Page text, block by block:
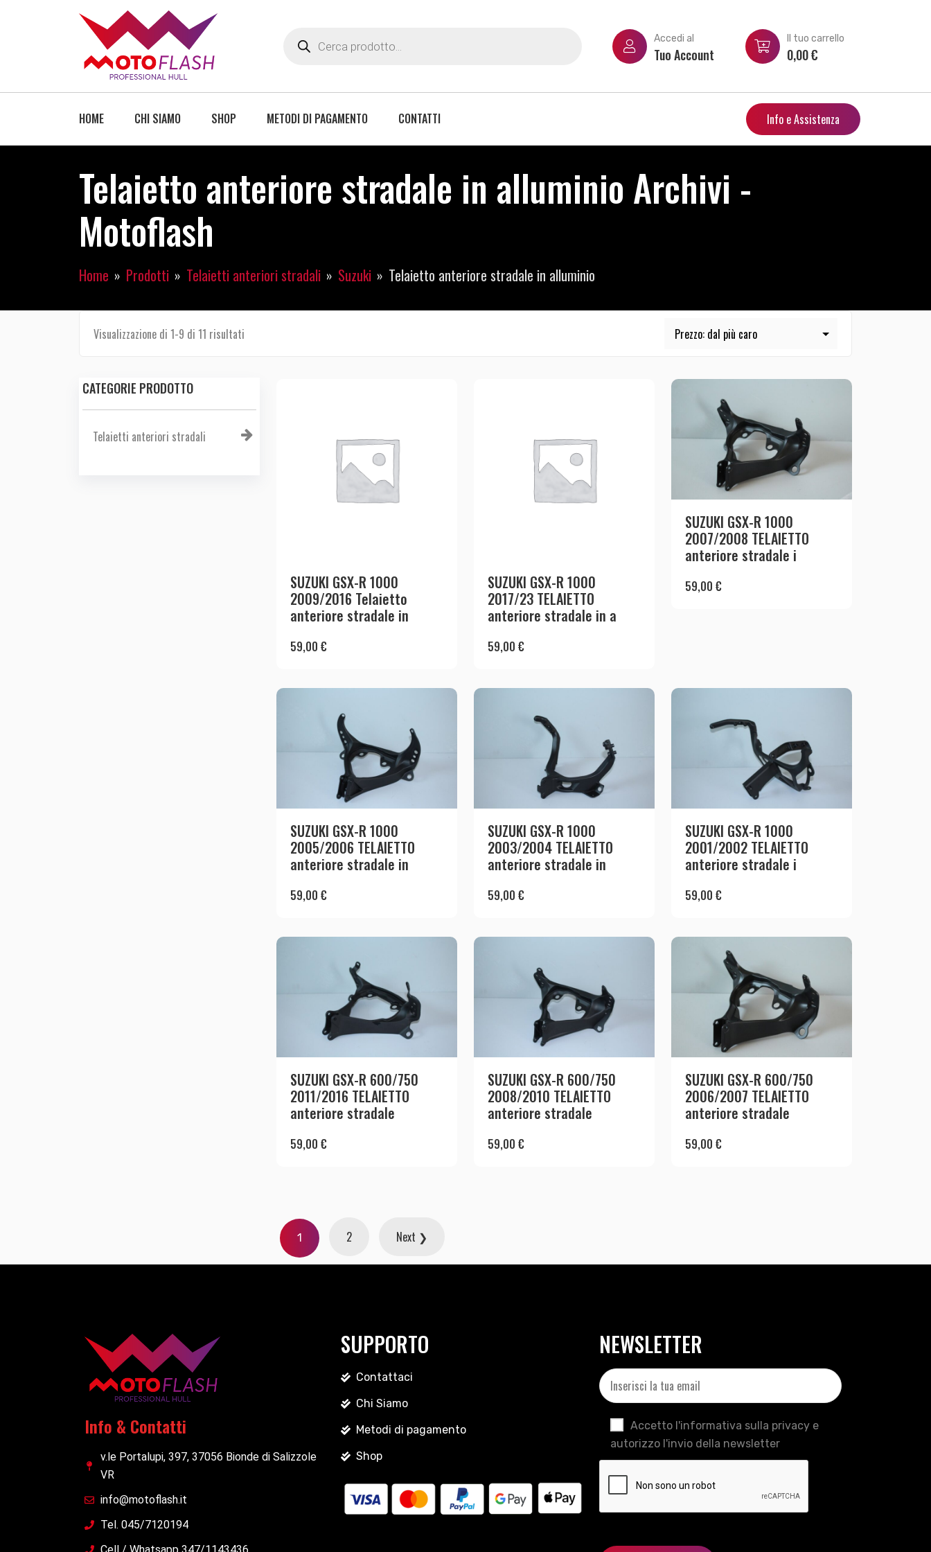
Accedi al
Tuo Account
Il tuo carrello
0,00€
HOME CHI SIAMO SHOP METODI DI PAGAMENTO CONTATTI Info e Assistenza
Telaietto anteriore stradale in alluminio Archivi -
Motoflash
Home Prodotti Telaietti anteriori stradali Suzuki Telaietto anteriore stradale in alluminio
Visualizzazione di 1-9 di 11 risultati
CATEGORIE PRODOTTO
Telaietti anteriori stradali
SUZUKI GSX-R 1000
2009/2016 Telaietto
anteriore stradale in
59,00 €
SUZUKI GSX-R 1000
2017/23 TELAIETTO
anteriore stradale in a
59,00 €
SUZUKI GSX-R 1000
2007/2008 TELAIETTO
anteriore stradale i
59,00 €
SUZUKI GSX-R 1000
2005/2006 TELAIETTO
anteriore stradale in
59,00 €
SUZUKI GSX-R 1000
2003/2004 TELAIETTO
anteriore stradale in
59,00 €
SUZUKI GSX-R 1000
2001/2002 TELAIETTO
anteriore stradale i
59,00 €
SUZUKI GSX-R 600/750
2011/2016 TELAIETTO
anteriore stradale
59,00 €
SUZUKI GSX-R 600/750
2008/2010 TELAIETTO
anteriore stradale
59,00 €
SUZUKI GSX-R 600/750
2006/2007 TELAIETTO
anteriore stradale
59,00 €
1 2 Next ❯
Info & Contatti
v.le Portalupi, 397, 37056 Bionde di Salizzole
VR
info@motoflash.it
Tel. 045/7120194
SUPPORTO
Contattaci
Chi Siamo
Metodi di pagamento
Shop
NEWSLETTER
Accetto l'informativa sulla privacy e
autorizzo l'invio della newsletter